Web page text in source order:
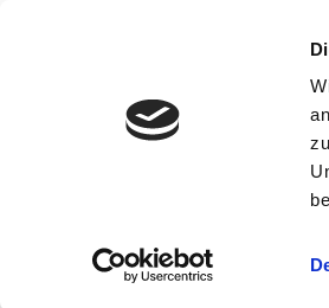
bestellen und ausdrucken